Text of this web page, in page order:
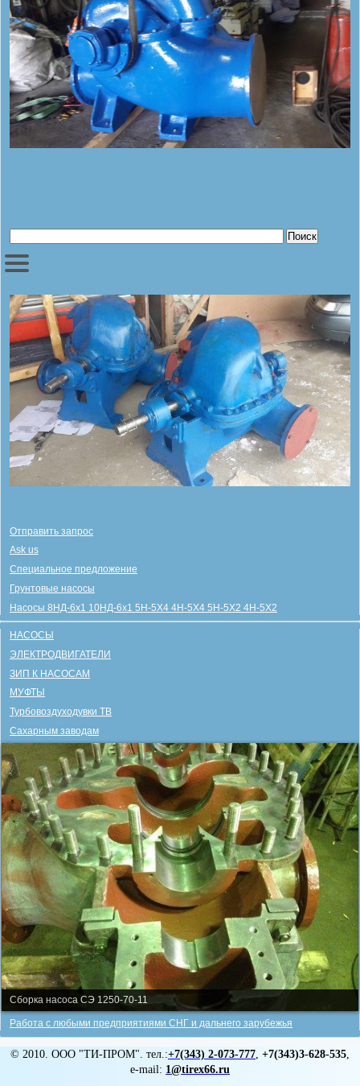
Отправить запрос
Ask us
Специальное предложение
Грунтовые насосы
Насосы 8НД-6х1 10НД-6х1 5Н-5Х4 4Н-5Х4 5Н-5Х2 4Н-5Х2
НАСОСЫ
ЭЛЕКТРОДВИГАТЕЛИ
ЗИП К НАСОСАМ
МУФТЫ
Турбовоздуходувки ТВ
Сахарным заводам
Сборка насоса СЭ 1250-70-11
Работа с любыми предприятиями СНГ и дальнего зарубежья
© 2010. ООО "ТИ-ПРОМ". тел.:+7(343) 2-073-777 +7(343)3-628-535
e-mail: 1@tirex66.ru